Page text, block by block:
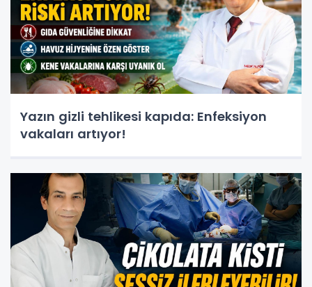
Yazın gizli tehlikesi kapıda: Enfeksiyon
vakaları artıyor!